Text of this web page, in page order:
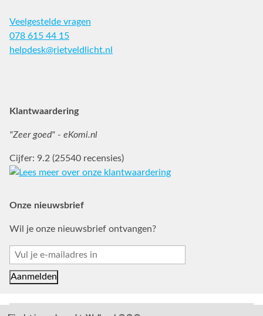
Veelgestelde vragen
078 615 44 15
helpdesk@rietveldlicht.nl
Klantwaardering
"Zeer goed" - eKomi.nl
Cijfer: 9.2 (25540 recensies)
Onze nieuwsbrief
Wil je onze nieuwsbrief ontvangen?